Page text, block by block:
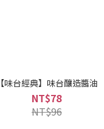
【味台經典】味台釀造醬油
NT$78
NT$96